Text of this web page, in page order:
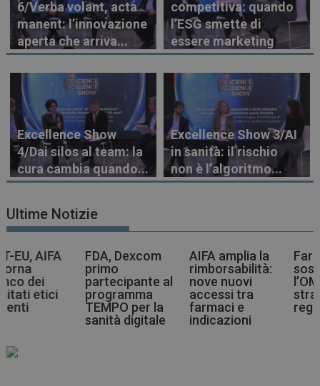
6/Verba volant, acta
manent: l’innovazione
aperta che arriva...
competitiva: quando
l’ESG smette di
essere marketing
Excellence Show
4/Dai silos al team: la
cura cambia quando...
Excellence Show 3/AI
in sanità: il rischio
non è l’algoritmo...
Ultime Notizie
FDA, Dexcom
primo
partecipante al
programma
TEMPO per la
AIFA amplia la
rimborsabilità:
nove nuovi
accessi tra
farmaci e
indicazioni
Farmaci più
sostenibili,
l’OMS indica la
strada agli enti
regolatori